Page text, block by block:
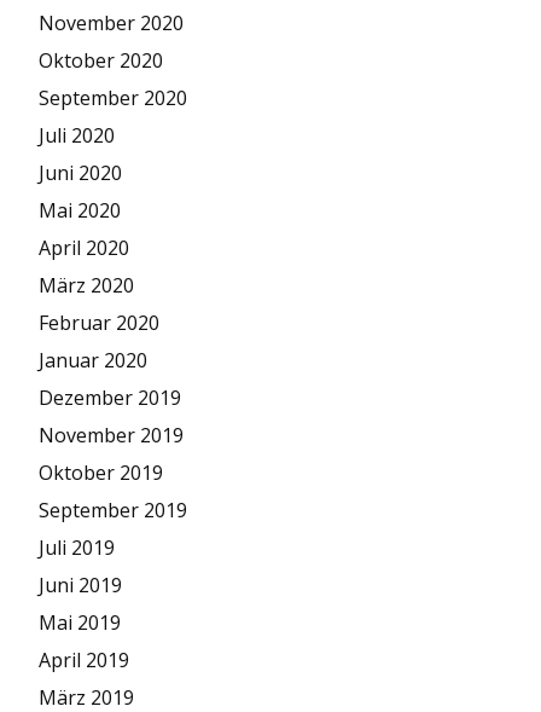
November 2020
Oktober 2020
September 2020
Juli 2020
Juni 2020
Mai 2020
April 2020
März 2020
Februar 2020
Januar 2020
Dezember 2019
November 2019
Oktober 2019
September 2019
Juli 2019
Juni 2019
Mai 2019
April 2019
März 2019